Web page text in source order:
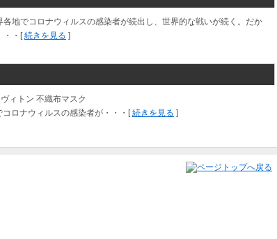
地でコロナウィルスの感染者が続出し、世界的な戦いが続く。だか
・・[続きを見る ]
ィトン 不織布マスク
ロナウィルスの感染者が・・・[続きを見る ]